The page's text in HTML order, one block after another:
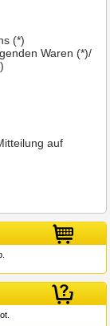
(*)
Waren (*)/
auf